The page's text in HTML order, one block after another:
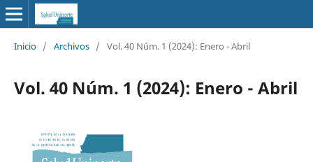
Inicio / Archivos / Vol. 40 Núm. 1 (2024): Enero - Abril
Vol. 40 Núm. 1 (2024): Enero - Abril